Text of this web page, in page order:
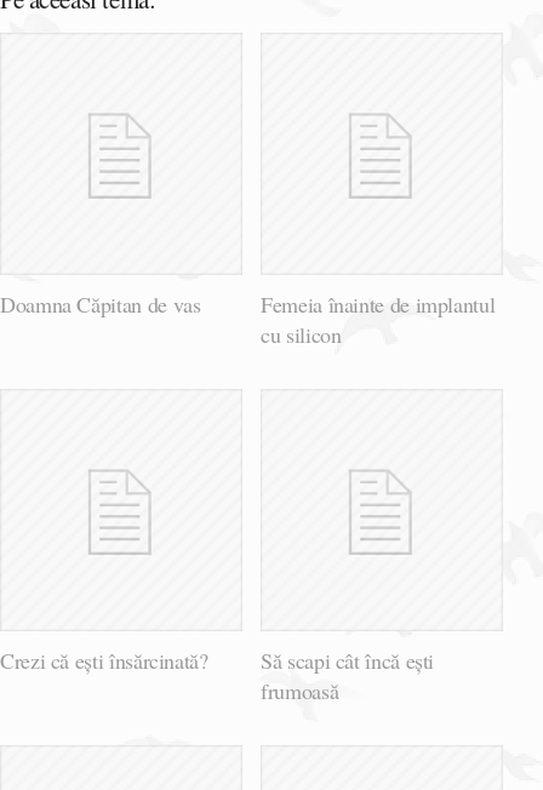
Doamna Căpitan de vas
Femeia înainte de implantul
cu silicon
Crezi că ești însărcinată?
Să scapi cât încă eşti
frumoasă